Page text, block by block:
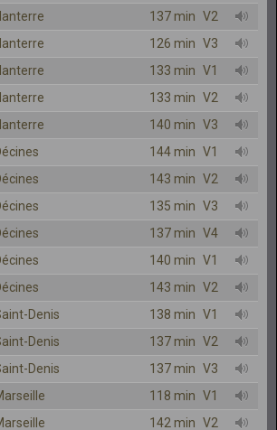
137 min V2
126 min V3
133 min V1
133 min V2
140 min V3
144 min V1
143 min V2
135 min V3
137 min V4
140 min V1
143 min V2
Denis 138 min V1
Denis 137 min V2
Denis 137 min V3
118 min V1
142 min V2